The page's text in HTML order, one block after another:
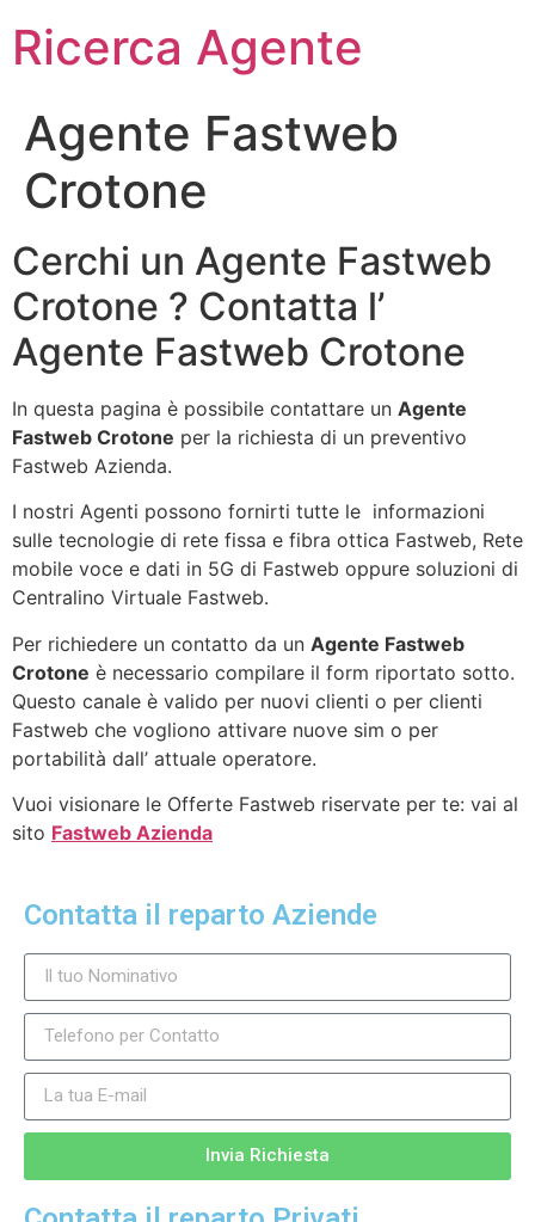
Ricerca Agente
Agente Fastweb
Crotone
Cerchi un Agente Fastweb
Crotone ? Contatta l’
Agente Fastweb Crotone
In questa pagina è possibile contattare un Agente
Fastweb Crotone per la richiesta di un preventivo
Fastweb Azienda.
I nostri Agenti possono fornirti tutte le informazioni
sulle tecnologie di rete fissa e fibra ottica Fastweb, Rete
mobile voce e dati in 5G di Fastweb oppure soluzioni di
Centralino Virtuale Fastweb.
Per richiedere un contatto da un Agente Fastweb
Crotone è necessario compilare il form riportato sotto.
Questo canale è valido per nuovi clienti o per clienti
Fastweb che vogliono attivare nuove sim o per
portabilità dall’ attuale operatore.
Vuoi visionare le Offerte Fastweb riservate per te: vai al
sito Fastweb Azienda
Contatta il reparto Aziende
Invia Richiesta